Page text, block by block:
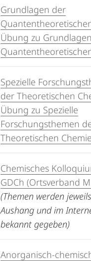
Grundlagen der
Übung zu
Spezielle
der Theoretischen
Übung zu Spezielle
Forschungsthemen
Theoretischen
Chemisches
GDCh (Ortsverband
(Themen werden
Aushang und im
bekannt gegeben)
Anorganisch-